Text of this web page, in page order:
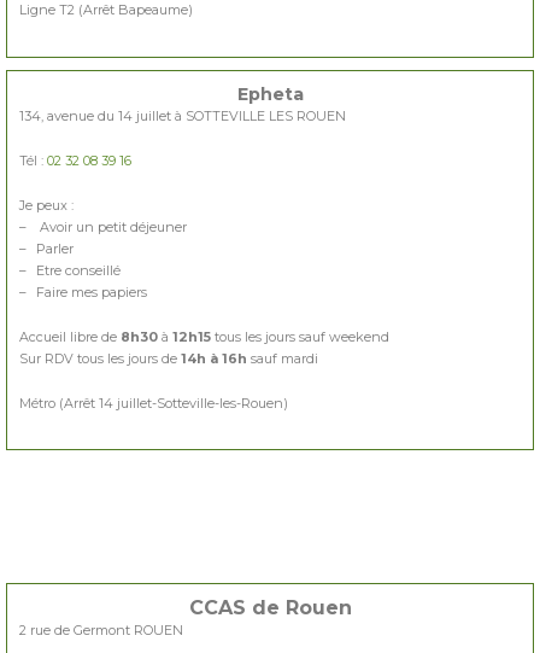
Ligne T2 (Arrêt Bapeaume)
Epheta
134, avenue du 14 juillet à SOTTEVILLE LES ROUEN
Tél : 02 32 08 39 16
Je peux :
– Avoir un petit déjeuner
– Parler
– Etre conseillé
– Faire mes papiers
Accueil libre de 8h30 à 12h15 tous les jours sauf weekend
Sur RDV tous les jours de 14h à 16h sauf mardi
Métro (Arrêt 14 juillet-Sotteville-les-Rouen)
CCAS de Rouen
2 rue de Germont ROUEN